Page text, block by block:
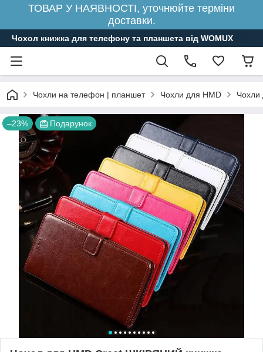
ТОВАР У НАЯВНОСТІ, уточнюйте терміни
доставки.
Чохол книжка для телефону та планшета від WOMUX
Чохли на телефон | планшет Чохли для HMD Чохли
–23% Подарунок